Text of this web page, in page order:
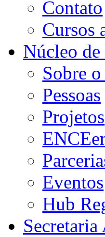
Contato
Cursos
Núcleo de
Sobre
Pessoas
Projetos
Eventos
Hub
Secretaria